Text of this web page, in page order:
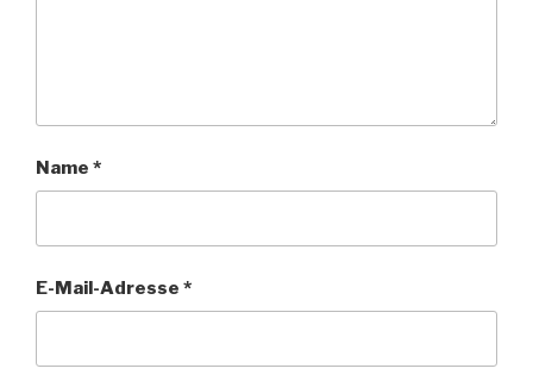
Name *
E-Mail-Adresse *